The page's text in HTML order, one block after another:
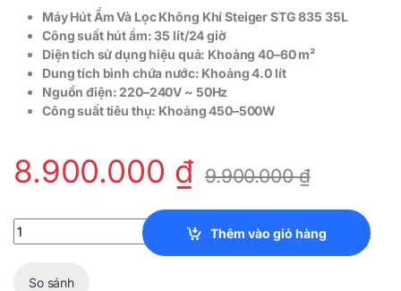
Máy Hút Ẩm Và Lọc Không Khí Steiger STG 835 35L
Công suất hút ẩm: 35 lít/24 giờ
Diện tích sử dụng hiệu quả: Khoảng 40–60 m²
Dung tích bình chứa nước: Khoảng 4.0 lít
Nguồn điện: 220–240V ~ 50Hz
Công suất tiêu thụ: Khoảng 450–500W
8.900.000 ₫ 9.900.000₫
Máy Hút Ẩm Và Lọc Không Khí Steiger STG 835 35L quantity
Thêm vào giỏ hàng
So sánh